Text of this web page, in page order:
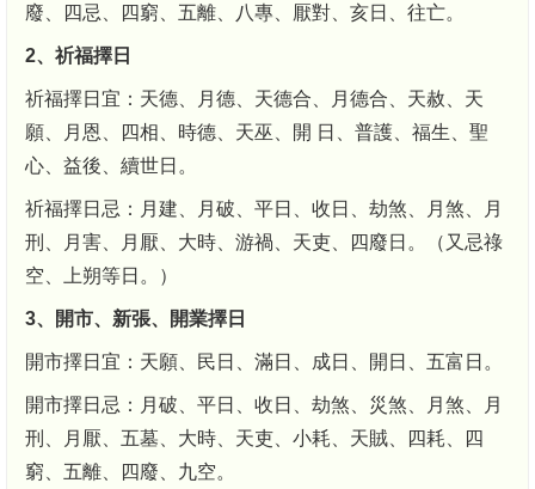
廢、四忌、四窮、五離、八專、厭對、亥日、往亡。
2、祈福擇日
祈福擇日宜：天德、月德、天德合、月德合、天赦、天
願、月恩、四相、時德、天巫、開 日、普護、福生、聖
心、益後、續世日。
祈福擇日忌：月建、月破、平日、收日、劫煞、月煞、月
刑、月害、月厭、大時、游禍、天吏、四廢日。（又忌祿
空、上朔等日。）
3、開市、新張、開業擇日
開市擇日宜：天願、民日、滿日、成日、開日、五富日。
開市擇日忌：月破、平日、收日、劫煞、災煞、月煞、月
刑、月厭、五墓、大時、天吏、小耗、天賊、四耗、四
窮、五離、四廢、九空。